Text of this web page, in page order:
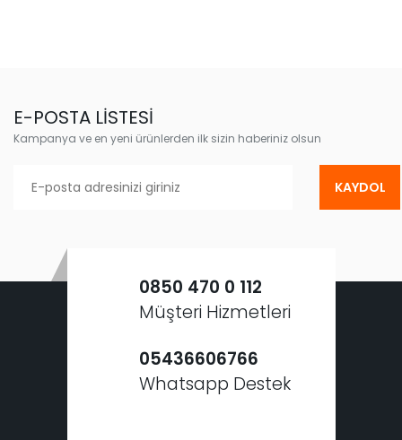
E-POSTA LİSTESİ
Kampanya ve en yeni ürünlerden ilk sizin haberiniz olsun
KAYDOL
0850 470 0 112
Müşteri Hizmetleri
05436606766
Whatsapp Destek